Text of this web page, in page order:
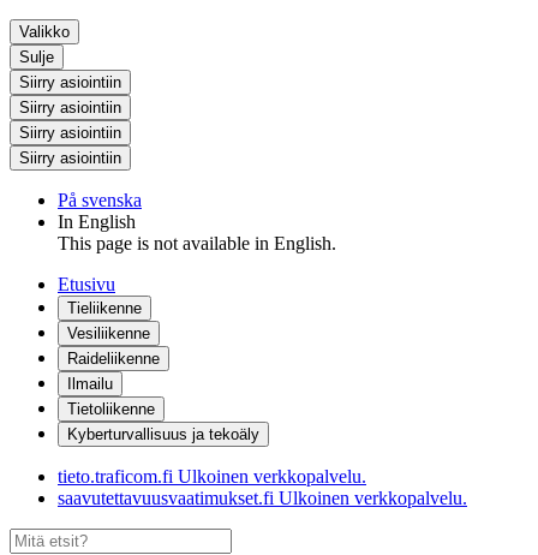
Valikko
Sulje
Siirry asiointiin
Siirry asiointiin
Siirry asiointiin
Siirry asiointiin
På svenska
In English
This page is not available in English.
Etusivu
Tieliikenne
Vesiliikenne
Raideliikenne
Ilmailu
Tietoliikenne
Kyberturvallisuus ja tekoäly
tieto.traficom.fi Ulkoinen verkkopalvelu.
saavutettavuusvaatimukset.fi Ulkoinen verkkopalvelu.